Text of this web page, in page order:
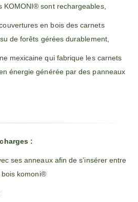
sont rechargeables,
en bois des carnets
de forêts gérées durablement,
mexicaine qui fabrique les carnets
énergie générée par des panneaux
:
ses anneaux afin de s’insérer entre
komoni®